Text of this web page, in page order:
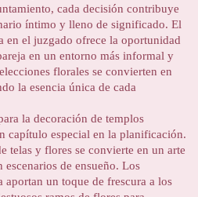
cada decisión contribuye
íntimo y lleno de significado. El
en el juzgado ofrece la oportunidad
en un entorno más informal y
florales se convierten en
la esencia única de cada
la decoración de templos
capítulo especial en la planificación.
telas y flores se convierte en un arte
escenarios de ensueño. Los
aportan un toque de frescura a los